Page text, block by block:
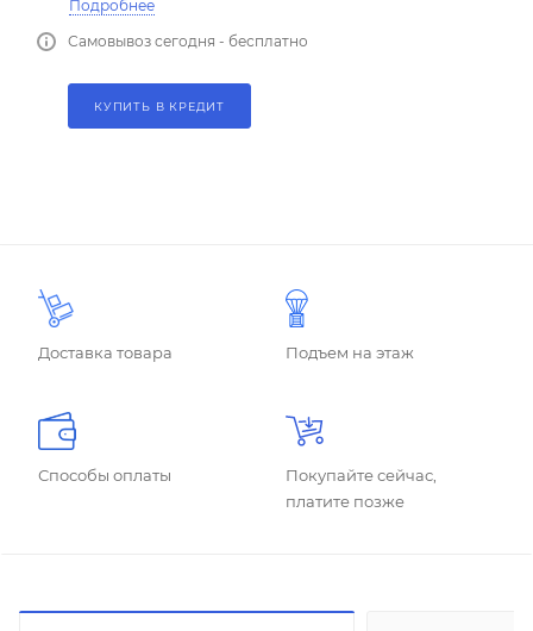
Подробнее
Самовывоз сегодня - бесплатно
КУПИТЬ В КРЕДИТ
Доставка товара Подъем на этаж
Способы оплаты
Покупайте сейчас,
платите позже